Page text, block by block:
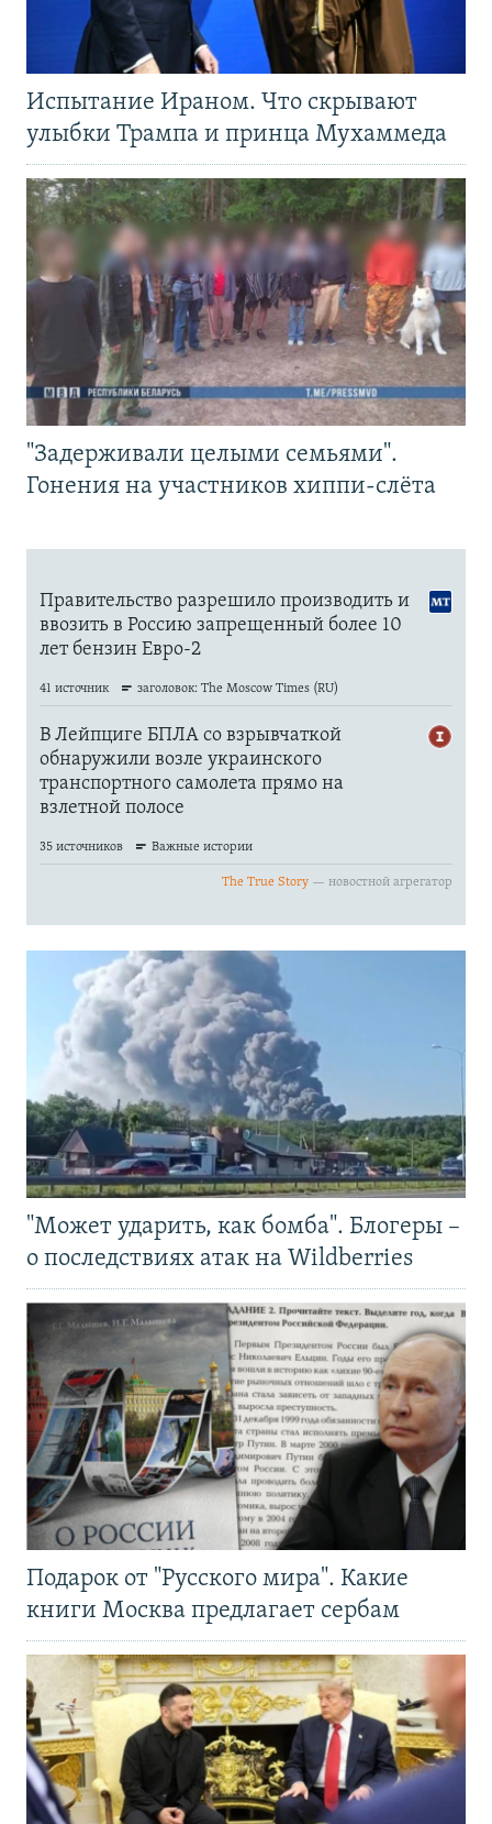
Испытание Ираном. Что скрывают
улыбки Трампа и принца Мухаммеда
"Задерживали целыми семьями".
Гонения на участников хиппи-слёта
"Может ударить, как бомба". Блогеры –
о последствиях атак на Wildberries
Подарок от "Русского мира". Какие
книги Москва предлагает сербам